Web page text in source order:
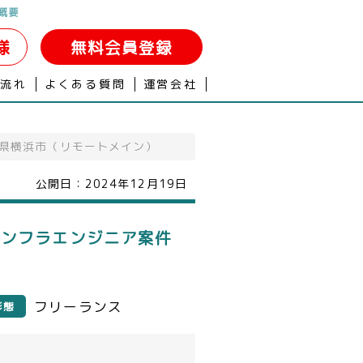
要
無料会員登録
れ よくある質問 運営会社
浜市（リモートメイン）
公開日： 2024年12月19日
フラエンジニア案件
態 フリーランス